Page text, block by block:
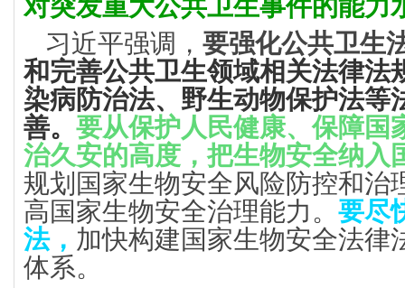
对突发重大公共卫生事件的能力
习近平强调， 要强化公共卫生
和完善公共卫生领域相关法律法
染病防治法、野生动物保护法等
善。 要从保护人民健康、保障国
治久安的高度，把生物安全纳入
规划国家生物安全风险防控和治
高国家生物安全治理能力。 要尽
法， 加快构建国家生物安全法律
体系。